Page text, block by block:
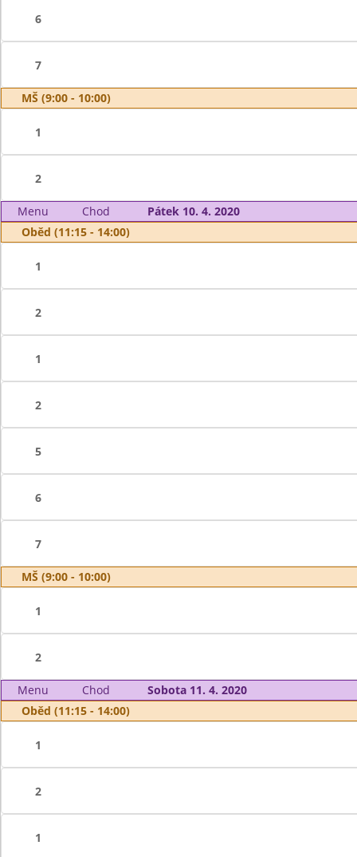
6
7
MŠ (9:00 - 10:00)
1
2
Menu Chod
Pátek 10. 4. 2020
Oběd (11:15 - 14:00)
1
2
1
2
5
6
7
MŠ (9:00 - 10:00)
1
2
Menu Chod
Sobota 11. 4. 2020
Oběd (11:15 - 14:00)
1
2
1